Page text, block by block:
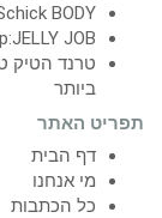
BODY
JOB
טרנד הטיק
ביותר
תפריט האתר
דף הבית
מי אנחנו
כל הכתבות